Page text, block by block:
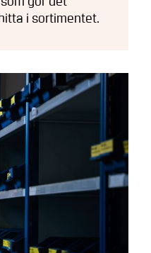
gör det
i sortimentet.